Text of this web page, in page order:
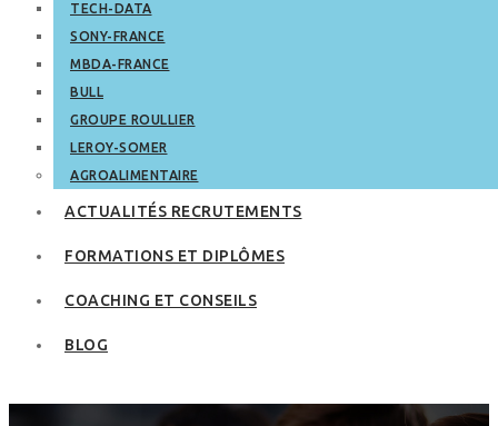
TECH-DATA
SONY-FRANCE
MBDA-FRANCE
BULL
GROUPE ROULLIER
LEROY-SOMER
AGROALIMENTAIRE
ACTUALITÉS RECRUTEMENTS
FORMATIONS ET DIPLÔMES
COACHING ET CONSEILS
BLOG